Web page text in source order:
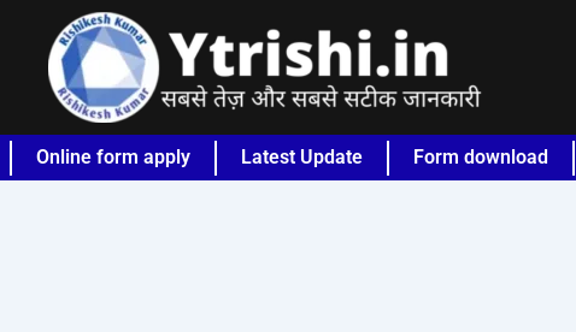
Online form apply Latest Update Form download